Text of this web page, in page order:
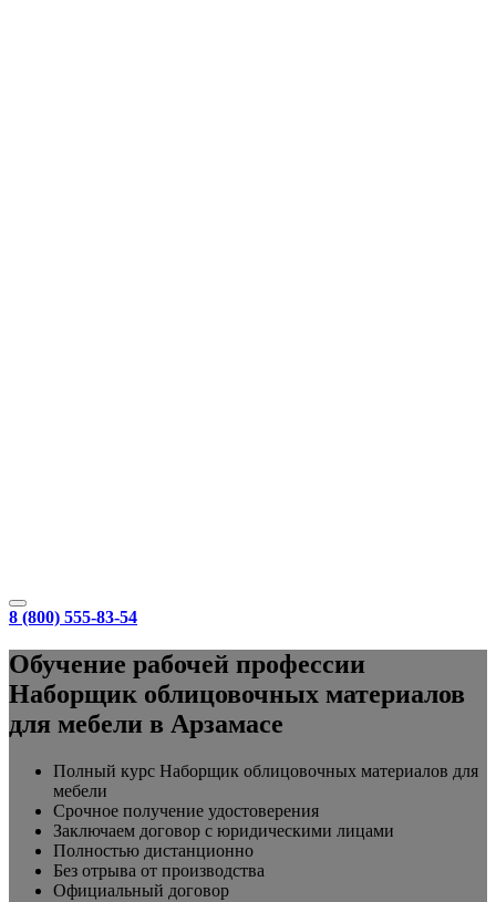
8 (800) 555-83-54
Обучение рабочей профессии
Наборщик облицовочных материалов
для мебели в Арзамасе
Полный курс Наборщик облицовочных материалов для
мебели
Срочное получение удостоверения
Заключаем договор с юридическими лицами
Полностью дистанционно
Без отрыва от производства
Официальный договор